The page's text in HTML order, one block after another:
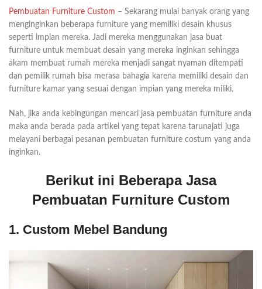
Pembuatan Furniture Custom – Sekarang mulai banyak orang yang
menginginkan beberapa furniture yang memiliki desain khusus
seperti impian mereka. Jadi mereka menggunakan jasa buat
furniture untuk membuat desain yang mereka inginkan sehingga
akam membuat rumah mereka menjadi sangat nyaman ditempati
dan pemilik rumah bisa merasa bahagia karena memiliki desain dan
furniture kamar yang sesuai dengan impian yang mereka miliki.
Nah, jika anda kebingungan mencari jasa pembuatan furniture anda
maka anda berada pada artikel yang tepat karena tarunajati juga
melayani berbagai pesanan pembuatan furniture costum yang anda
inginkan.
Berikut ini Beberapa Jasa
Pembuatan Furniture Custom
1. Custom Mebel Bandung